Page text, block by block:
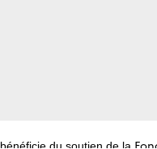
bénéficie du soutien de la